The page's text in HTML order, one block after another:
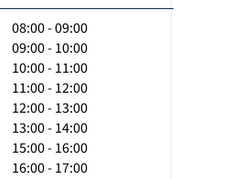
08:00 - 09:00
09:00 - 10:00
10:00 - 11:00
11:00 - 12:00
12:00 - 13:00
13:00 - 14:00
15:00 - 16:00
16:00 - 17:00